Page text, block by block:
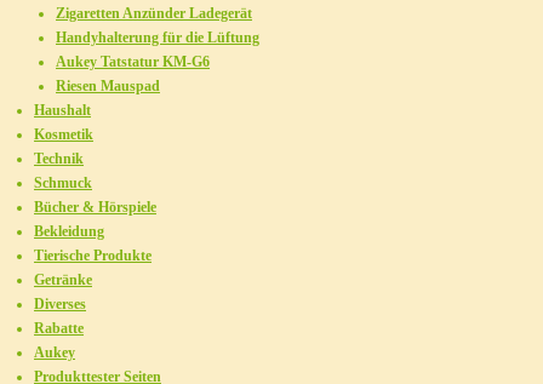
Zigaretten Anzünder Ladegerät
Handyhalterung für die Lüftung
Aukey Tatstatur KM-G6
Riesen Mauspad
Haushalt
Kosmetik
Technik
Schmuck
Bücher & Hörspiele
Bekleidung
Tierische Produkte
Getränke
Diverses
Rabatte
Aukey
Produkttester Seiten